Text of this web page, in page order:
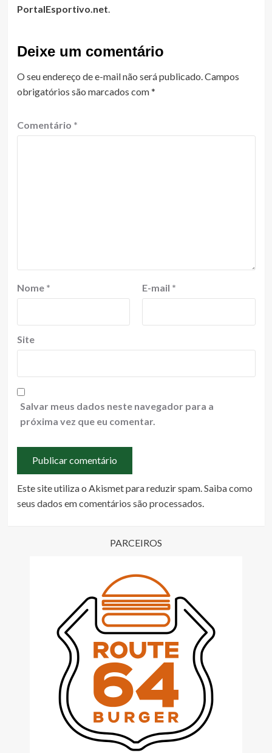
PortalEsportivo.net.
Deixe um comentário
O seu endereço de e-mail não será publicado.Campos
obrigatórios são marcados com*
Comentário *
Nome * E-mail *
Site
Salvar meus dados neste navegador para a
próxima vez que eu comentar.
Este site utiliza o Akismet para reduzir spam.Saiba como
seus dados em comentários são processados.
PARCEIROS